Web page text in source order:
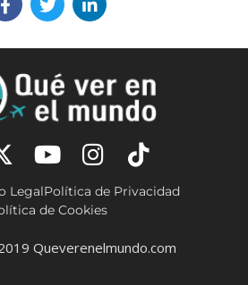
LegalPolítica de Privacidad
de Cookies
Queverenelmundo.com